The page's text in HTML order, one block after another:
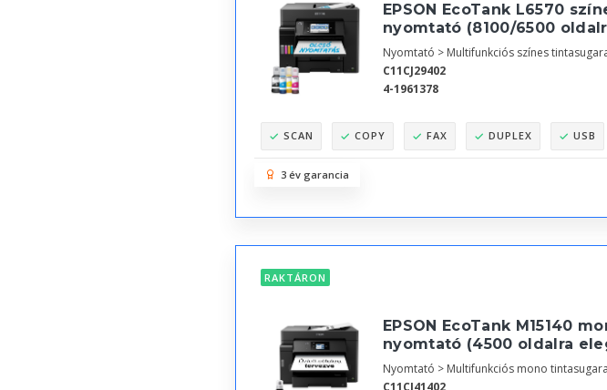
EPSON EcoTank L6570
nyomtató (8100/6500
Nyomtató > Multifunkciós színes
C11CJ29402
4-1961378
SCAN COPY FAX DUPLEX USB
3 év garancia
RAKTÁRON
EPSON EcoTank M15140
nyomtató (4500 oldalra
Nyomtató > Multifunkciós mono
C11CJ41402